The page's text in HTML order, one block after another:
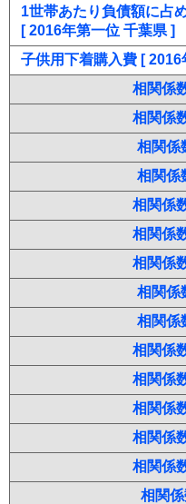
1世帯あたり負債額に占
[ 2016年第一位 千葉県 ]
子供用下着購入費 [ 2016
相関係
相関係
相関係
相関係
相関係
相関係
相関係
相関係
相関係
相関係
相関係
相関係
相関係
相関係
相関